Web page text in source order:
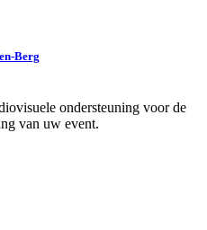
Berg
ondersteuning voor de
van uw event.